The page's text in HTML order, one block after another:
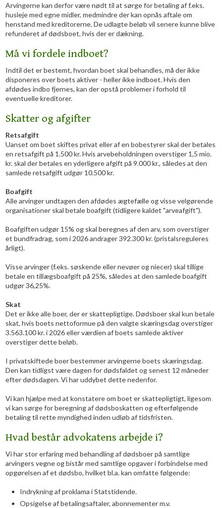
Arvingerne kan derfor være nødt til at sørge for betaling af f.eks.
husleje med egne midler, medmindre der kan opnås aftale om
henstand med kreditorerne. De udlagte beløb vil senere kunne blive
refunderet af dødsboet, hvis der er dækning.
Må vi fordele indboet?
Indtil det er bestemt, hvordan boet skal behandles, må der ikke
disponeres over boets aktiver - heller ikke indboet. Hvis den
afdødes indbo fjernes, kan der opstå problemer i forhold til
eventuelle kreditorer.​
Skatter og afgifter
Retsafgift
Uanset om boet skiftes privat eller af en bobestyrer skal der betales
en retsafgift på 1.500 kr. Hvis arvebeholdningen overstiger 1,5 mio.
kr. skal der betales en yderligere afgift på 9.000 kr., således at den
samlede retsafgift udgør 10.500 kr.
Boafgift
Alle arvinger undtagen den afdødes ægtefælle og visse velgørende
organisationer skal betale boafgift (tidligere kaldet "arveafgift").
Boafgiften udgør 15% og skal beregnes af den arv, som overstiger
et bundfradrag, som i 2026 andrager 392.300 kr. (pristalsreguleres
årligt).
Visse arvinger (f.eks. søskende eller nevøer og niecer) skal tillige
betale en tillægsboafgift på 25%, således at den samlede boafgift
udgør 36,25%.
Skat
Det er ikke alle boer, der er skattepligtige. Dødsboer skal kun betale
skat, hvis boets nettoformue på den valgte skæringsdag overstiger
3.563.100 kr. i 2026 eller værdien af boets samlede aktiver
overstiger dette beløb.
I privatskiftede boer bestemmer arvingerne boets skæringsdag.
Den kan tidligst være dagen for dødsfaldet og senest 12 måneder
efter dødsdagen. Vi har uddybet dette nedenfor.
Vi kan hjælpe med at konstatere om boet er skattepligtigt, ligesom
vi kan sørge for beregning af dødsboskatten og efterfølgende
betaling til rette myndighed inden udløb af tidsfristen.
Hvad består advokatens arbejde i?
Vi har stor erfaring med behandling af dødsboer på samtlige
arvingers vegne og bistår med samtlige opgaver i forbindelse med
opgørelsen af et dødsbo, hvilket bl.a. kan omfatte følgende:
Indrykning af proklama i Statstidende.
Opsigelse af betalingsaftaler, abonnementer m.v.